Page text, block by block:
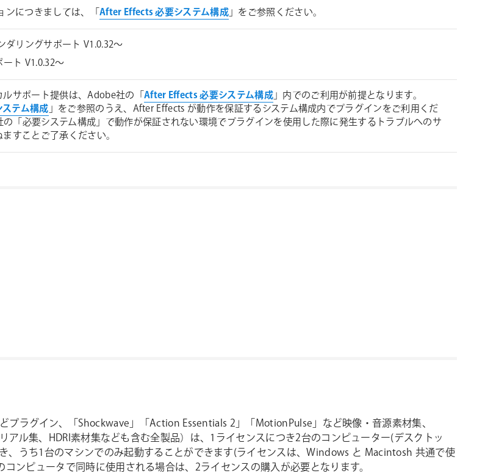
につきましては、「After Effects 必要システム構成」をご参照ください。
ダリングサポート V1.0.32～
ト V1.0.32～
サポート提供は、Adobe社の「After Effects 必要システム構成」内でのご利用が前提となります。
テム構成」をご参照のうえ、After Effects が動作を保証するシステム構成内でプラグインをご利用くだ
「必要システム構成」で動作が保証されない環境でプラグインを使用した際に発生するトラブルへのサ
すことご了承ください。
ラグイン、「Shockwave」「Action Essentials 2」「MotionPulse」など映像・音源素材集、
アル集、HDRI素材集なども含む全製品）は、1ライセンスにつき2台のコンピューター(デスクトッ
、うち1台のマシンでのみ起動することができます(ライセンスは、Windows と Macintosh 共通で使
ンピュータで同時に使用される場合は、2ライセンスの購入が必要となります。